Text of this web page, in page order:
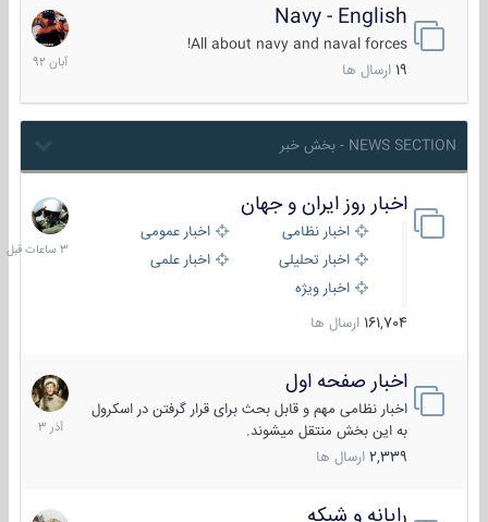
Navy - English
All about navy and naval forces!
ارسال ها
22
آبان
1392
NEWS SECTION - بخش خبر
اخبار روز ایران و جهان
اخبار نظامی
اخبار عمومی
اخبار تحلیلی
اخبار علمی
اخبار ویژه
161,704 ارسال ها
3
ساعات
قبل
اخبار صفحه اول
اخبار نظامی مهم و قابل بحث برای قرار گرفتن در اسکرول
به این بخش منتقل میشوند.
2,339 ارسال ها
7
آذر
1403